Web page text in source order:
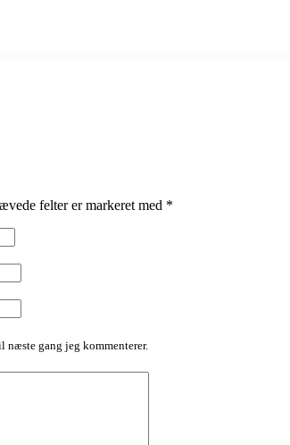
felter er markeret med *
næste gang jeg kommenterer.